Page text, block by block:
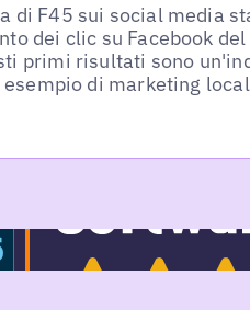
di F45 sui social media
dei clic su Facebook
primi risultati sono
di marketing